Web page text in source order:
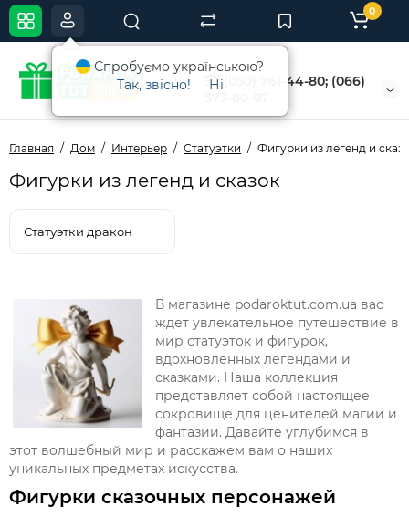
(050) 761-44-80; (066)
0
Главная Дом Интерьер Статуэтки Фигурки из легенд и
Фигурки из легенд и сказок
Статуэтки дракон
В магазине podaroktut.com.ua вас
ждет увлекательное путешествие в
мир статуэток и фигурок,
вдохновленных легендами и
сказками. Наша коллекция
представляет собой настоящее
сокровище для ценителей магии и
фантазии. Давайте углубимся в
этот волшебный мир и расскажем вам о наших
уникальных предметах искусства.
Фигурки сказочных персонажей
Спробуємо українською?
Так, звісно!
Ні